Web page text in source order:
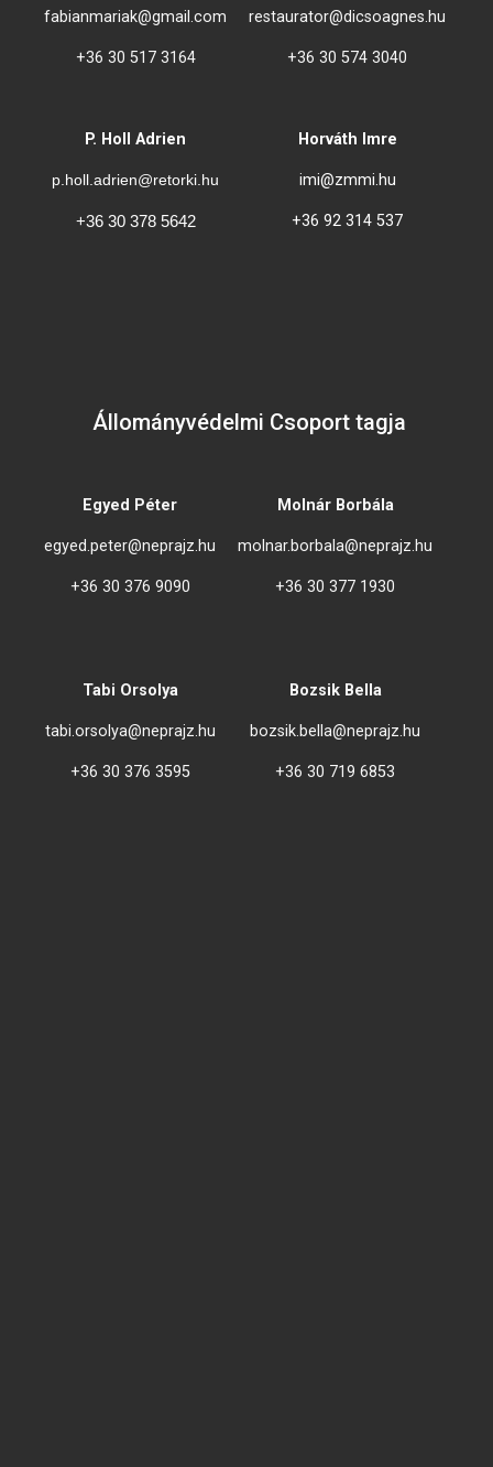
fabianmariak@gmail.com
+36 30 517 3164
P. Holl Adrien
p.holl.adrien@retorki.hu
+36 30 378 5642
restaurator@dicsoagnes.hu
+36 30 574 3040
Horváth Imre
imi@zmmi.hu
+36 92 314 537
Állományvédelmi Csoport tagja
Egyed Péter
egyed.peter@neprajz.hu
+36 30 376 9090
Molnár Borbála
molnar.borbala@neprajz.hu
+36 30 377 1930
Tabi Orsolya
tabi.orsolya@neprajz.hu
+36 30 376 3595
Bozsik Bella
bozsik.bella@neprajz.hu
+36 30 719 6853